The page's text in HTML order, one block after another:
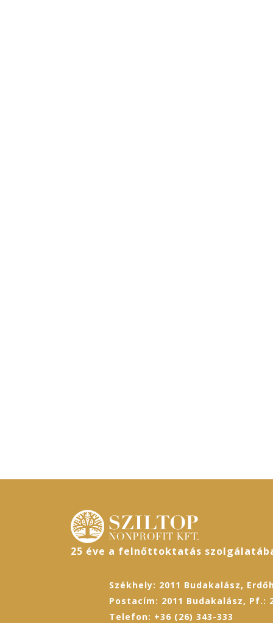
25 éve a felnőttoktatás
Székhely: 2011 Budakalász,
Postacím: 2011 Budakalász, Pf.:
Telefon: +36 (26) 343-333